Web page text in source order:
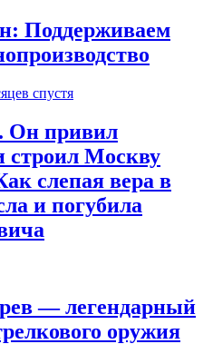
Поддерживаем
спустя
Он привил
строил Москву
слепая вера в
и погубила
— легендарный
оружия